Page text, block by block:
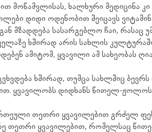
ხალხური მედიცინა კი
დიდი ოდენობით შეიცავს
მზადდება სასარგებლო ჩაი, რასაც
ხშირად არის სახლის
ამიტომ, ყვავილი ამ სახეობას
ხშირად, თუმცა სახლშიც
ყვავილობს დიდხანს წითელ-
თეთრი ყვავილებით გრძელ
თეთრი ყვავილებით, რომელსაც